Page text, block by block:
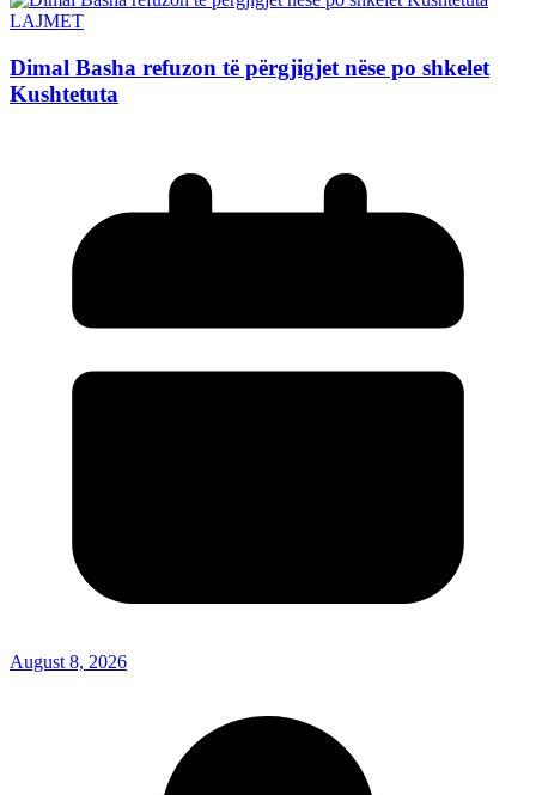
LAJMET
Dimal Basha refuzon të përgjigjet nëse po shkelet
Kushtetuta
August 8, 2026